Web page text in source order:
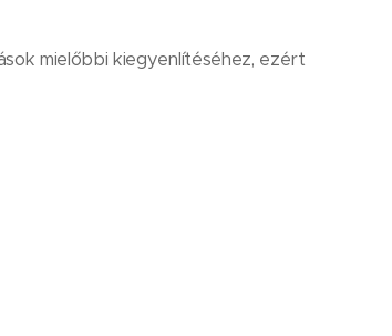
mielőbbi kiegyenlítéséhez, ezért